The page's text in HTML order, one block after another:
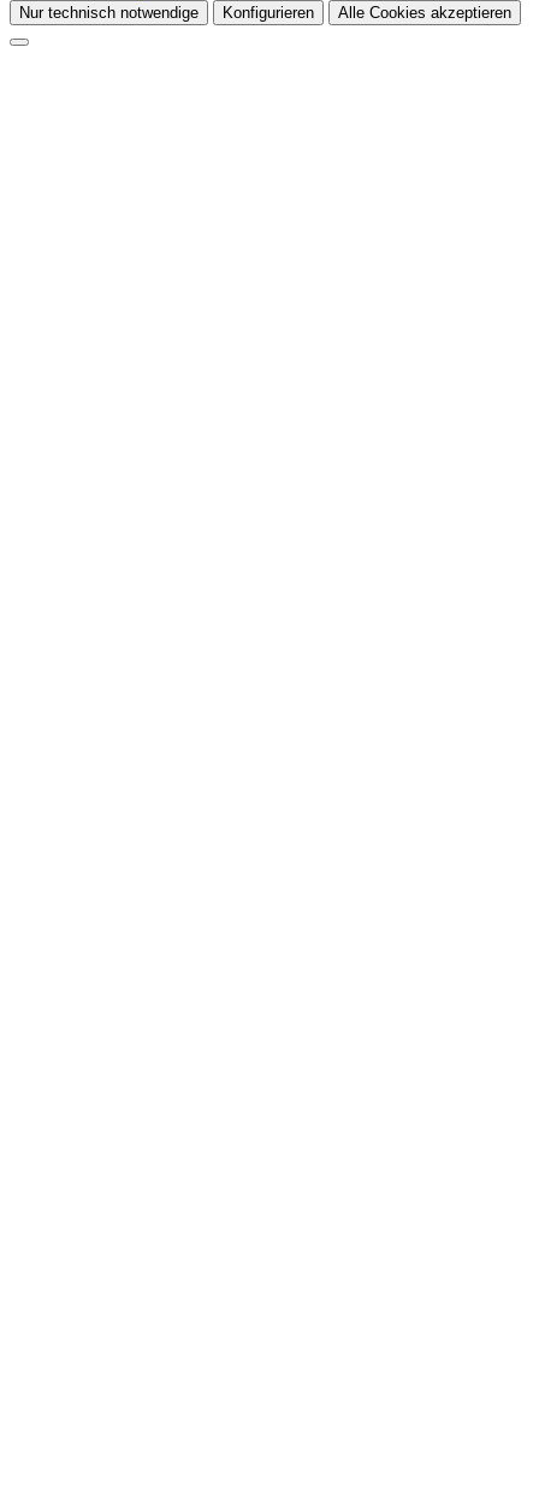
Nur technisch notwendige Konfigurieren Alle Cookies akzeptieren